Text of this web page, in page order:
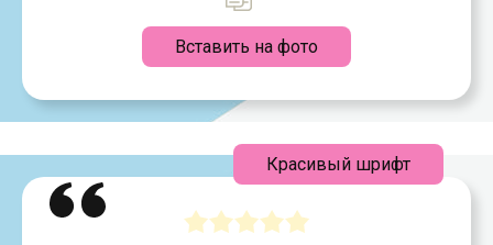
Вставить на фото
Красивый шрифт